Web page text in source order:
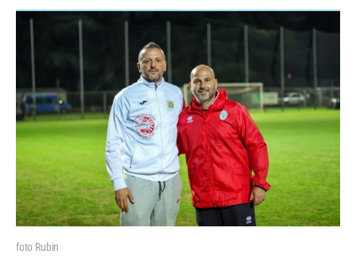
foto Rubin